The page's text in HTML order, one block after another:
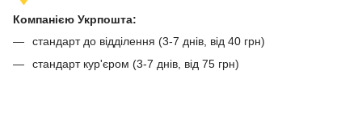
Компанією Укрпошта:
стандарт до відділення (3-7 днів, від 40 грн)
стандарт кур'єром (3-7 днів, від 75 грн)